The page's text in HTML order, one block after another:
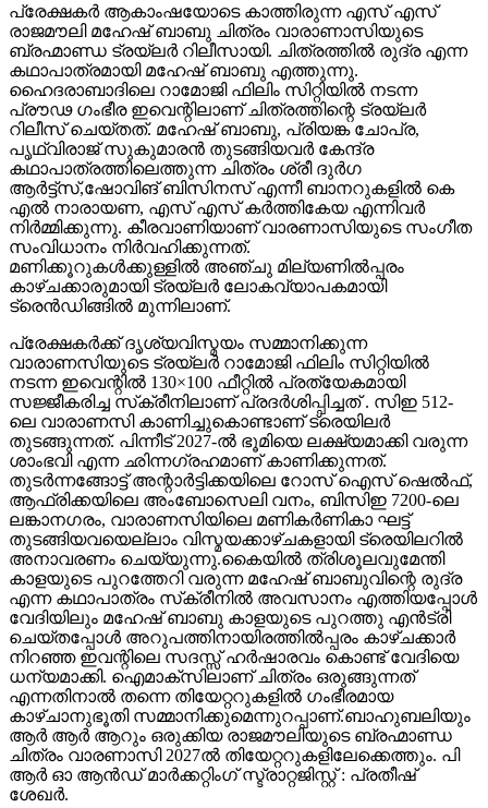
പ്രേക്ഷകർ ആകാംഷയോടെ കാത്തിരുന്ന എസ് എസ്
രാജമൗലി മഹേഷ് ബാബു ചിത്രം വാരാണാസിയുടെ
ബ്രഹ്മാണ്ഡ ട്രയ്ലർ റിലീസായി. ചിത്രത്തിൽ രുദ്ര എന്ന
കഥാപാത്രമായി മഹേഷ് ബാബു എത്തുന്നു.
ഹൈദരാബാദിലെ റാമോജി ഫിലിം സിറ്റിയിൽ നടന്ന
പ്രൗഢ ഗംഭീര ഇവെന്റിലാണ് ചിത്രത്തിന്റെ ട്രയ്ലർ
റിലീസ് ചെയ്തത്. മഹേഷ് ബാബു, പ്രിയങ്ക ചോപ്ര,
പൃഥ്വിരാജ് സുകുമാരൻ തുടങ്ങിയവർ കേന്ദ്ര
കഥാപാത്രത്തിലെത്തുന്ന ചിത്രം ശ്രീ ദുർഗ
ആർട്ട്സ്,ഷോവിങ് ബിസിനസ് എന്നീ ബാനറുകളിൽ കെ
എൽ നാരായണ, എസ് എസ് കർത്തികേയ എന്നിവർ
നിർമ്മിക്കുന്നു. കീരവാണിയാണ് വാരണാസിയുടെ സംഗീത
സംവിധാനം നിർവഹിക്കുന്നത്.
മണിക്കൂറുകൾക്കുള്ളിൽ അഞ്ചു മില്യണിൽപ്പരം
കാഴ്ചക്കാരുമായി ട്രയ്ലർ ലോകവ്യാപകമായി
ട്രെൻഡിങ്ങിൽ മുന്നിലാണ്.
പ്രേക്ഷകർക്ക് ദൃശ്യവിസ്മയം സമ്മാനിക്കുന്ന
വാരാണസിയുടെ ട്രയ്ലർ റാമോജി ഫിലിം സിറ്റിയിൽ
നടന്ന ഇവെന്റിൽ 130×100 ഫീറ്റിൽ പ്രത്യേകമായി
സജ്ജീകരിച്ച സ്‌ക്രീനിലാണ് പ്രദർശിപ്പിച്ചത് . സിഇ 512-
ലെ വാരാണസി കാണിച്ചുകൊണ്ടാണ് ട്രെയിലര്‍
തുടങ്ങുന്നത്. പിന്നീട് 2027-ല്‍ ഭൂമിയെ ലക്ഷ്യമാക്കി വരുന്ന
ശാംഭവി എന്ന ഛിന്നഗ്രഹമാണ് കാണിക്കുന്നത്.
തുടര്‍ന്നങ്ങോട്ട് അന്റാര്‍ട്ടിക്കയിലെ റോസ് ഐസ് ഷെല്‍ഫ്,
ആഫ്രിക്കയിലെ അംബോസെലി വനം, ബിസിഇ 7200-ലെ
ലങ്കാനഗരം, വാരാണസിയിലെ മണികര്‍ണികാ ഘട്ട്
തുടങ്ങിയവയെല്ലാം വിസ്മയക്കാഴ്ചകളായി ട്രെയിലറില്‍
അനാവരണം ചെയ്യുന്നു.കൈയില്‍ ത്രിശൂലവുമേന്തി
കാളയുടെ പുറത്തേറി വരുന്ന മഹേഷ് ബാബുവിന്റെ രുദ്ര
എന്ന കഥാപാത്രം സ്‌ക്രീനിൽ അവസാനം എത്തിയപ്പോൾ
വേദിയിലും മഹേഷ് ബാബു കാളയുടെ പുറത്തു എൻട്രി
ചെയ്തപ്പോൾ അറുപത്തിനായിരത്തിൽപ്പരം കാഴ്ചക്കാർ
നിറഞ്ഞ ഇവന്റിലെ സദസ്സ് ഹർഷാരവം കൊണ്ട് വേദിയെ
ധന്യമാക്കി. ഐമാക്‌സിലാണ് ചിത്രം ഒരുങ്ങുന്നത്
എന്നതിനാല്‍ തന്നെ തിയേറ്ററുകളില്‍ ഗംഭീരമായ
കാഴ്ചാനുഭൂതി സമ്മാനിക്കുമെന്നുറപ്പാണ്.ബാഹുബലിയും
ആർ ആർ ആറും ഒരുക്കിയ രാജമൗലിയുടെ ബ്രഹ്മാണ്ഡ
ചിത്രം വാരണാസി 2027ൽ തിയേറ്ററുകളിലേക്കെത്തും. പി
ആർ ഓ ആൻഡ് മാർക്കറ്റിംഗ് സ്ട്രാറ്റജിസ്റ്റ് : പ്രതീഷ്
ശേഖർ.